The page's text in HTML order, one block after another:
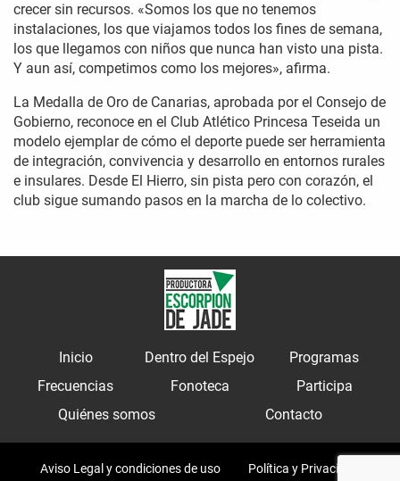
crecer sin recursos. «Somos los que no tenemos
instalaciones, los que viajamos todos los fines de semana,
los que llegamos con niños que nunca han visto una pista.
Y aun así, competimos como los mejores», afirma.
La Medalla de Oro de Canarias, aprobada por el Consejo de
Gobierno, reconoce en el Club Atlético Princesa Teseida un
modelo ejemplar de cómo el deporte puede ser herramienta
de integración, convivencia y desarrollo en entornos rurales
e insulares. Desde El Hierro, sin pista pero con corazón, el
club sigue sumando pasos en la marcha de lo colectivo.
Inicio Dentro del Espejo
Programas
Frecuencias
Fonoteca
Participa
Quiénes somos
Contacto
Aviso Legal y condiciones de uso Política y Privacidad